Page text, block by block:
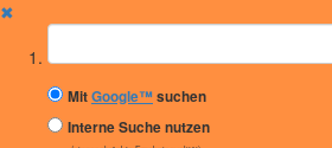
✖
Suchbegriff
MitGoogle™suchen
Interne Suche nutzen